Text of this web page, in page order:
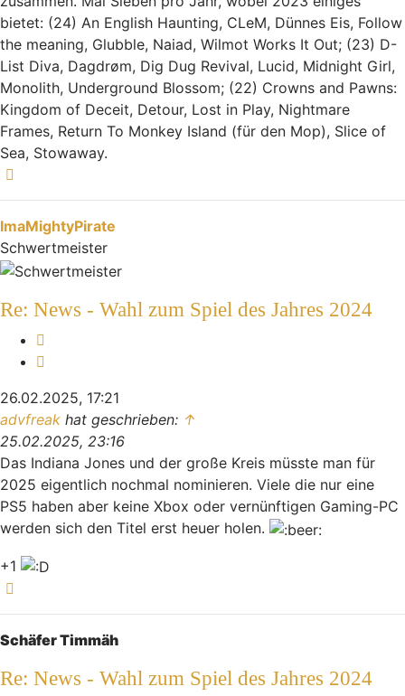
bietet: (24) An English Haunting, CLeM, Dünnes Eis, Follow
the meaning, Glubble, Naiad, Wilmot Works It Out; (23) D-
List Diva, Dagdrøm, Dig Dug Revival, Lucid, Midnight Girl,
Monolith, Underground Blossom; (22) Crowns and Pawns:
Kingdom of Deceit, Detour, Lost in Play, Nightmare
Frames, Return To Monkey Island (für den Mop), Slice of
Sea, Stowaway.
ImaMightyPirate
Schwertmeister
Re: News - Wahl zum Spiel des Jahres 2024
26.02.2025, 17:21
advfreak hat geschrieben: ↑
25.02.2025, 23:16
Das Indiana Jones und der große Kreis müsste man für
2025 eigentlich nochmal nominieren. Viele die nur eine
PS5 haben aber keine Xbox oder vernünftigen Gaming-PC
werden sich den Titel erst heuer holen.
+1
Schäfer Timmäh
Re: News - Wahl zum Spiel des Jahres 2024